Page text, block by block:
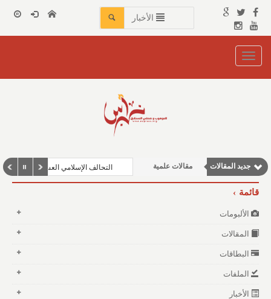
الأخبار
Toggle
navigation
جديد المقالات مقالات علمية
وطنية
التحالف الإسلامي العسكري لمكافحة
قائمة
الألبومات
المقالات
البطاقات
الملفات
الأخبار